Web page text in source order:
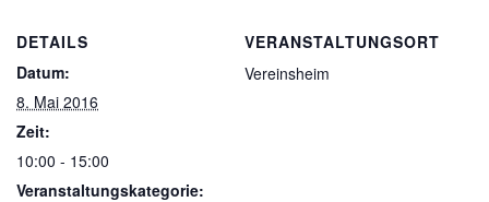
DETAILS
Datum:
8. Mai 2016
Zeit:
10:00 - 15:00
Veranstaltungskategorie:
VERANSTALTUNGSORT
Vereinsheim